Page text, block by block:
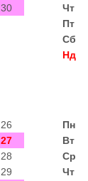
30
Чт
Пт
Сб
Нд
26
27
28
29
Пн
Вт
Ср
Чт